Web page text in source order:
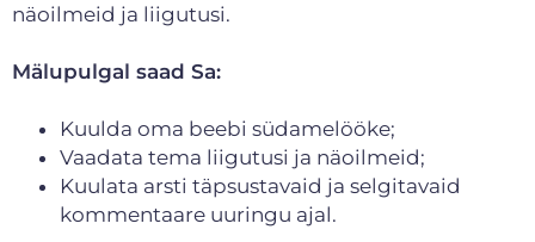
näoilmeid ja liigutusi.
Mälupulgal saad Sa:
Kuulda oma beebi südamelööke;
Vaadata tema liigutusi ja näoilmeid;
Kuulata arsti täpsustavaid ja selgitavaid
kommentaare uuringu ajal.